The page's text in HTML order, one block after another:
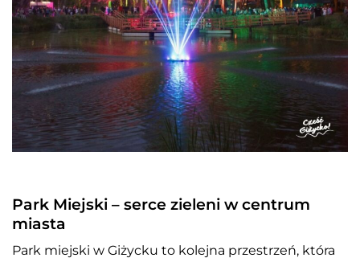
Park Miejski – serce zieleni w centrum
miasta
Park miejski w Giżycku to kolejna przestrzeń, która